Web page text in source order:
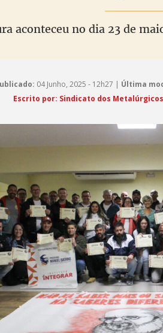
aconteceu no dia 23 de
04 Junho, 2025 - 12h27 | Última
Escrito por: Sindicato dos